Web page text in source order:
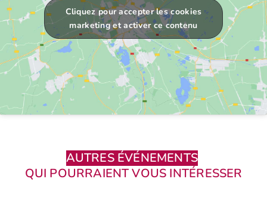
Cliquez pour accepter les cookies
marketing et activer ce contenu
AUTRES ÉVÉNEMENTS
QUI POURRAIENT VOUS INTÉRESSER